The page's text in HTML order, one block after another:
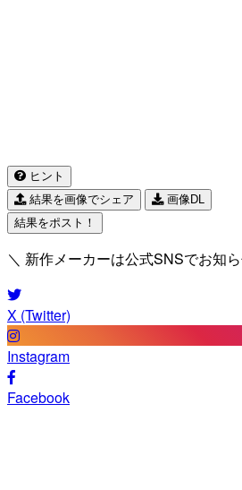
ヒント
結果を画像でシェア
画像DL
結果をポスト！
＼ 新作メーカーは公式SNSでお知
X (Twitter)
Instagram
Facebook